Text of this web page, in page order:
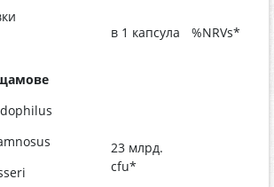
в 1 капсула
%NRVs*
23 млрд.
cfu*